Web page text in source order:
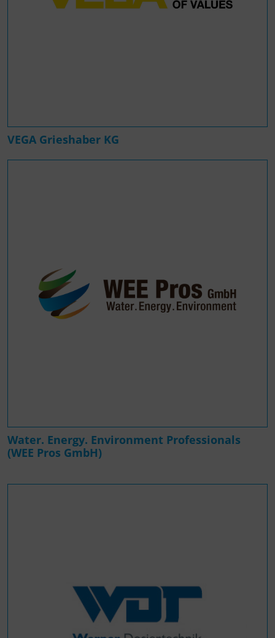
VEGA Grieshaber KG
Water. Energy. Environment Professionals
(WEE Pros GmbH)